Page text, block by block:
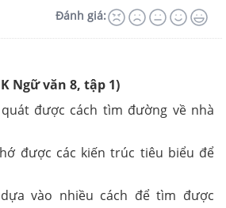
Đánh giá:
Ngữ văn 8, tập 1)
được cách tìm đường về nhà
được các kiến trúc tiêu biểu để
vào nhiều cách để tìm được